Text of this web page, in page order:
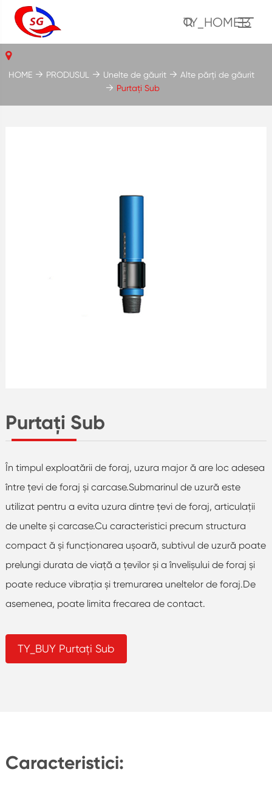
TY_HOME13
Purtați Sub
În timpul exploatării de foraj, uzura major ă are loc adesea
între țevi de foraj și carcase.Submarinul de uzură este
utilizat pentru a evita uzura dintre țevi de foraj, articulații
de unelte și carcase.Cu caracteristici precum structura
compact ă și funcționarea ușoară, subtivul de uzură poate
prelungi durata de viață a țevilor și a învelișului de foraj și
poate reduce vibrația și tremurarea uneltelor de foraj.De
asemenea, poate limita frecarea de contact.
TY_BUY Purtați Sub
HOME PRODUSUL Unelte de găurit
Alte părți de găurit
Purtați Sub
Caracteristici: